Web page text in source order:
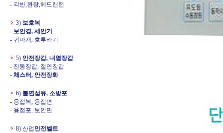
- 각반,완장,헤드랜턴
3) 보호복
- 보안경, 세안기
- 귀마개, 호루라기
5) 안전장갑, 내열장갑
- 진동장갑, 절연장갑
- 체스터, 안전장화
6) 불연섬유, 소방포
- 용접복, 용접면
- 용접포, 보안면
8) 산업 안전벨트